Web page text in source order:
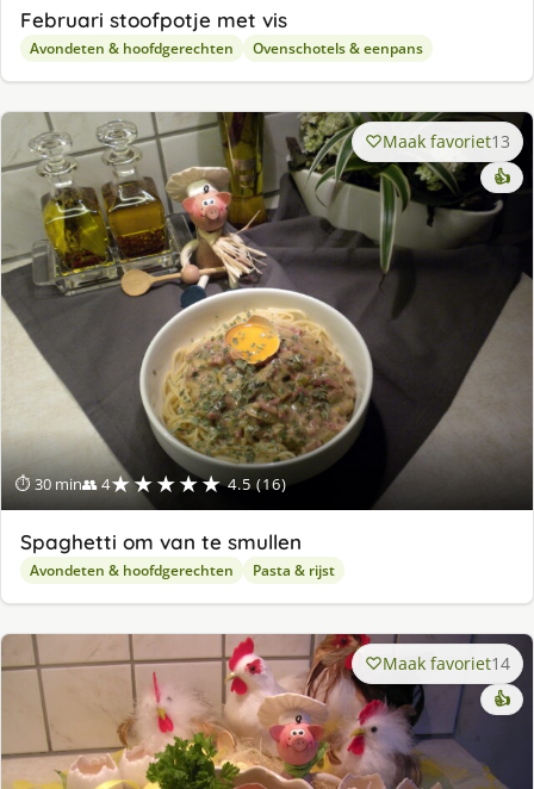
Februari stoofpotje met vis
Avondeten & hoofdgerechten Ovenschotels & eenpans
⏱ 30 min👥 4★★★★★ 4.5 (16)
Maak favoriet13
👍
Spaghetti om van te smullen
Avondeten & hoofdgerechten Pasta & rijst
Maak favoriet14
👍